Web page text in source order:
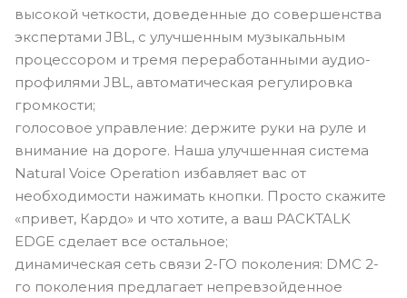
высокой четкости, доведенные до совершенства
экспертами JBL, с улучшенным музыкальным
процессором и тремя переработанными аудио-
профилями JBL, автоматическая регулировка
громкости;
голосовое управление: держите руки на руле и
внимание на дороге. Наша улучшенная система
Natural Voice Operation избавляет вас от
необходимости нажимать кнопки. Просто скажите
«привет, Кардо» и что хотите, а ваш PACKTALK
EDGE сделает все остальное;
динамическая сеть связи 2-ГО поколения: DMC 2-
го поколения предлагает непревзойденное